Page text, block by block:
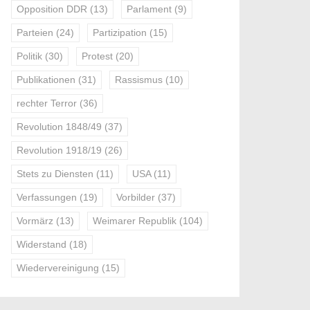
Opposition DDR (13) Parlament (9)
Parteien (24) Partizipation (15)
Politik (30) Protest (20)
Publikationen (31) Rassismus (10)
rechter Terror (36)
Revolution 1848/49 (37)
Revolution 1918/19 (26)
Stets zu Diensten (11) USA(11)
Verfassungen (19) Vorbilder (37)
Vormärz (13) Weimarer Republik (104)
Widerstand (18)
Wiedervereinigung (15)